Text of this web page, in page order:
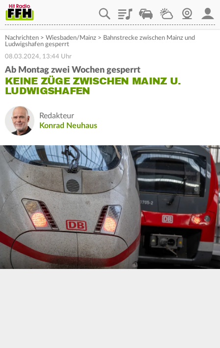
PlaylistStaupilotWetterWebcam
Nachrichten > Wiesbaden/Mainz > Bahnstrecke zwischen Mainz und
Ludwigshafen gesperrt
08.03.2024, 13:44 Uhr
Ab Montag zwei Wochen gesperrt
KEINE ZÜGE ZWISCHEN MAINZ U.
LUDWIGSHAFEN
Redakteur
Konrad Neuhaus